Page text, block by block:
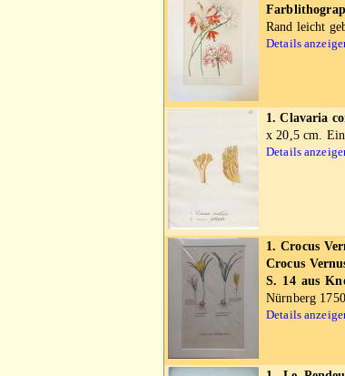
Rand leicht
Details
1. Clavaria
x 20,5 cm.
Details
1. Crocus
Crocus
S. 14 aus
Nürnberg
Details